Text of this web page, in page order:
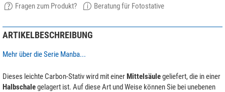
Fragen zum Produkt? Beratung für Fotostative
ARTIKELBESCHREIBUNG
Mehr über die Serie Manba...
Dieses leichte Carbon-Stativ wird mit einerMittelsäulegeliefert, die in einer
Halbschalegelagert ist. Auf diese Art und Weise können Sie bei unebenen